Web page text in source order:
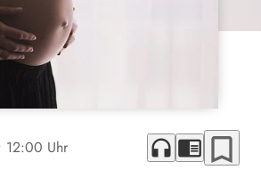
12:00 Uhr headphones chrome_reader_mode bookmark_border